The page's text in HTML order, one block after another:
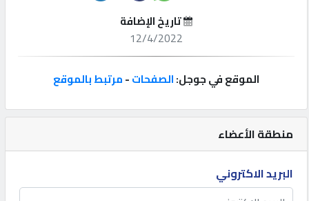
إعلانات
المنتدى
كيو
منطقة الأعضاء
البريد الاكتروني
تاريخ الإضافة
12/4/2022
الموقع في جوجل:الصفحات-مرتبط بالموقع